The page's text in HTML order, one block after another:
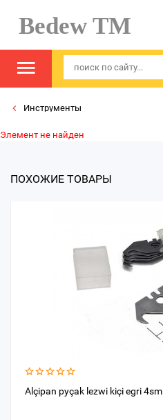
Bedew TM
Инструменты
Элемент не найден
ПОХОЖИЕ ТОВАРЫ
Alçipan pyçak lezwi kiçi egri 4sm